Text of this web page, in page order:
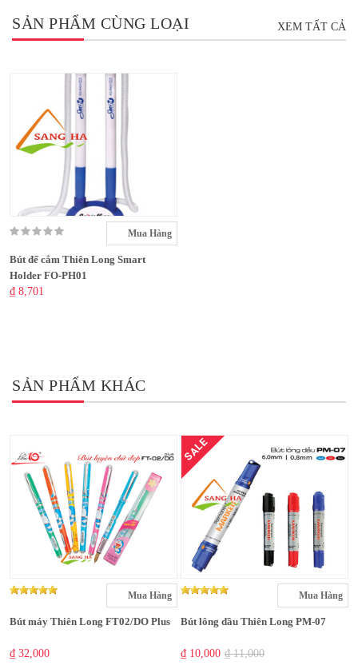
SẢN PHẨM CÙNG LOẠI XEM TẤT CẢ
Mua Hàng
Bút đế cắm Thiên Long Smart
Holder FO-PH01
₫ 8,701
SẢN PHẨM KHÁC
Mua Hàng
Bút máy Thiên Long FT02/DO Plus
₫ 32,000
SALE
Mua Hàng
Bút lông dầu Thiên Long PM-07
₫ 10,000 ₫ 11,000